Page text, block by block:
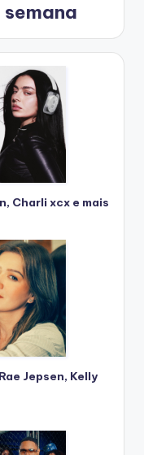
Charli xcx e mais
Jepsen, Kelly